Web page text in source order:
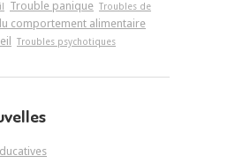
Trouble panique Troubles de
comportement alimentaire
Troubles psychotiques